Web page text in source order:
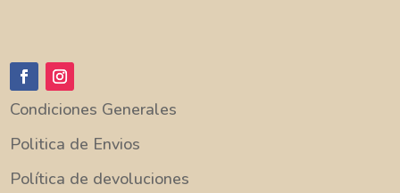
Condiciones Generales
Politica de Envios
Política de devoluciones